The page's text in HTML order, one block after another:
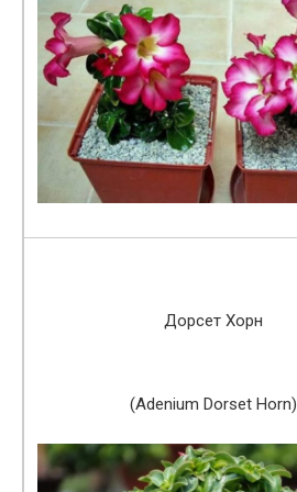
Дорсет Хорн
(Adenium Dorset Horn)